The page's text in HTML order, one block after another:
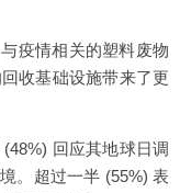
疫情相关的塑料废物
收基础设施带来了更
回应其地球日调
。超过一半 (55%) 表